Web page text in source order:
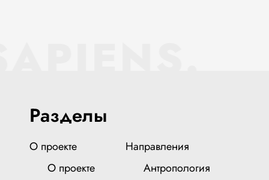
Разделы
О проекте
О проекте
Направления
Антропология